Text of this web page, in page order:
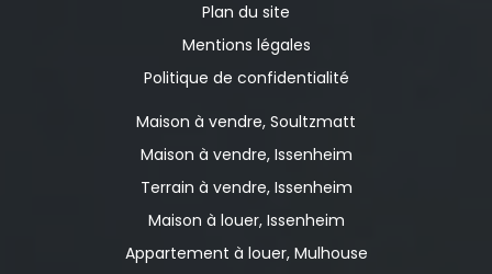
Plan du site
Mentions légales
Politique de confidentialité
Maison à vendre, Soultzmatt
Maison à vendre, Issenheim
Terrain à vendre, Issenheim
Maison à louer, Issenheim
Appartement à louer, Mulhouse